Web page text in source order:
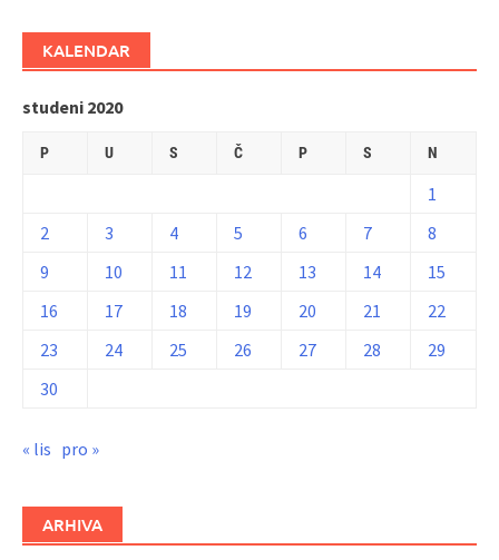
KALENDAR
studeni 2020
P U S Č P S N
1
2
3 4 5 6 7
8
9
10 11 12 13 14
15
16
17 18 19 20 21
22
23
24 25 26 27 28
29
30
« lis pro »
ARHIVA